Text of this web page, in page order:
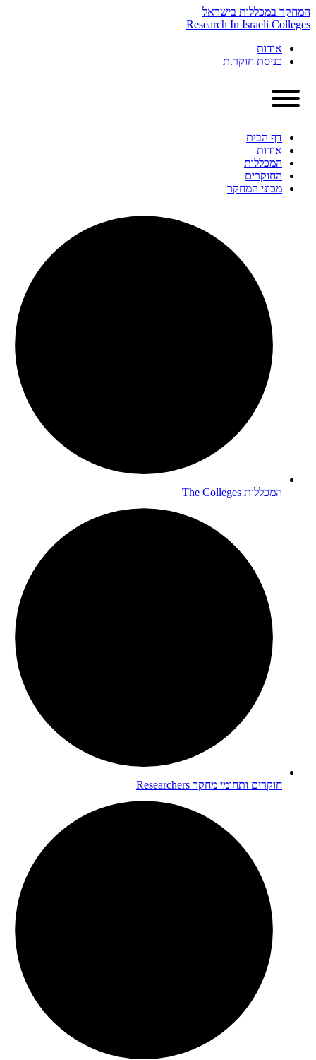
Skip
to
המחקר במכללות בישראל
Research In Israeli Colleges
אודות
כניסת חוקר.ת
דף הבית
אודות
המכללות
החוקרים
מכוני המחקר
המכללות The Colleges
חוקרים ותחומי מחקר Researchers